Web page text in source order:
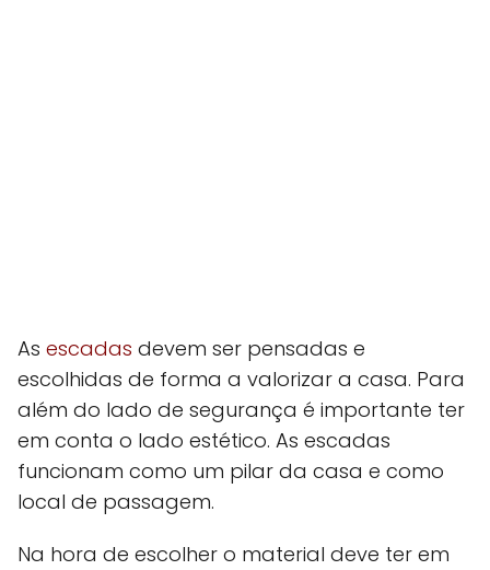
As escadas devem ser pensadas e
escolhidas de forma a valorizar a casa. Para
além do lado de segurança é importante ter
em conta o lado estético. As escadas
funcionam como um pilar da casa e como
local de passagem.
Na hora de escolher o material deve ter em